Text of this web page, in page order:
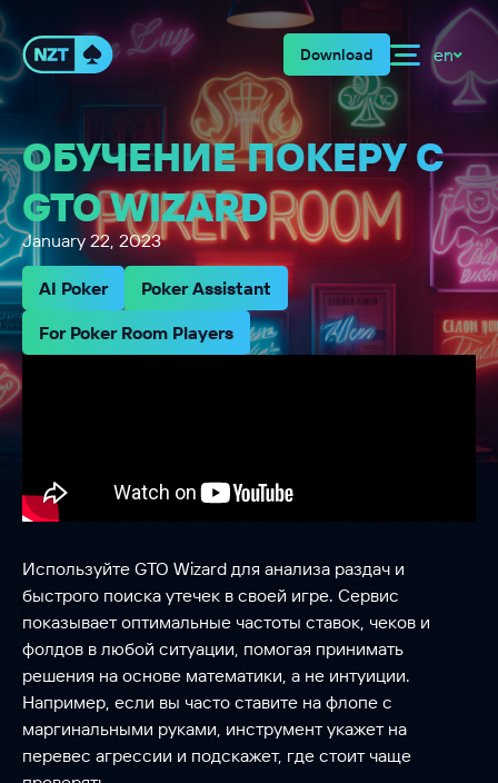
Download en
ОБУЧЕНИЕ ПОКЕРУ С
GTO WIZARD
January 22, 2023
Используйте GTO Wizard для анализа раздач и
быстрого поиска утечек в своей игре. Сервис
показывает оптимальные частоты ставок, чеков и
фолдов в любой ситуации, помогая принимать
решения на основе математики, а не интуиции.
Например, если вы часто ставите на флопе с
маргинальными руками, инструмент укажет на
перевес агрессии и подскажет, где стоит чаще